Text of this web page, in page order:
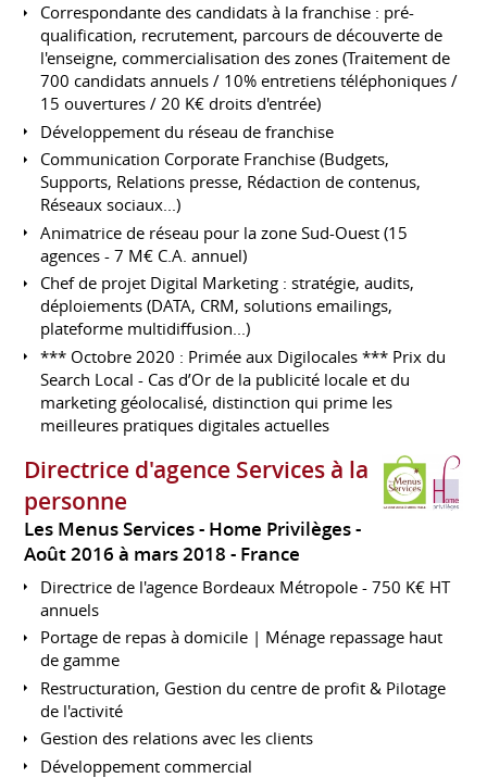
Correspondante des candidats à la franchise : pré-
qualification, recrutement, parcours de découverte de
l'enseigne, commercialisation des zones (Traitement de
700 candidats annuels / 10% entretiens téléphoniques /
15 ouvertures / 20 K€ droits d'entrée)
Développement du réseau de franchise
Communication Corporate Franchise (Budgets,
Supports, Relations presse, Rédaction de contenus,
Réseaux sociaux...)
Animatrice de réseau pour la zone Sud-Ouest (15
agences - 7 M€ C.A. annuel)
Chef de projet Digital Marketing : stratégie, audits,
déploiements (DATA, CRM, solutions emailings,
plateforme multidiffusion...)
*** Octobre 2020 : Primée aux Digilocales *** Prix du
Search Local - Cas d’Or de la publicité locale et du
marketing géolocalisé, distinction qui prime les
meilleures pratiques digitales actuelles
Directrice d'agence Services à la
personne
Les Menus Services - Home Privilèges
Août 2016 à mars 2018 France
Directrice de l'agence Bordeaux Métropole - 750 K€ HT
annuels
Portage de repas à domicile | Ménage repassage haut
de gamme
Restructuration, Gestion du centre de profit & Pilotage
de l'activité
Gestion des relations avec les clients
Développement commercial